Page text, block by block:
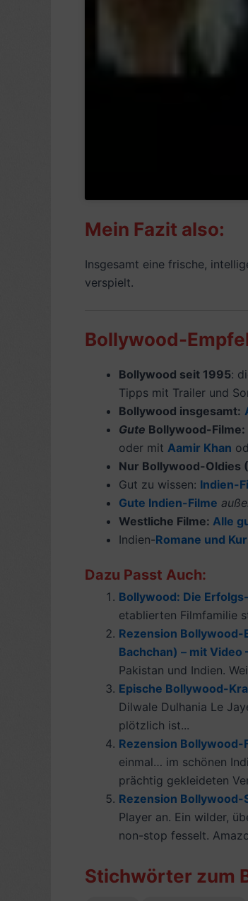
Mein Fazit also:
Insgesamt eine frische,
verspielt.
Bollywood-
Bollywood seit 1995:
Tipps mit Trailer und
Bollywood insgesamt:
Gute Bollywood-Filme:
oder mit Aamir Khan
Nur Bollywood-Oldies
Gut zu wissen: Indien-
Gute Indien-Filme
Westliche Filme: Alle
Indien-Romane und
Dazu Passt Auch:
Bollywood: Die
etablierten Filmfamilie
Rezension Bollywood-
Bachchan) – mit Video
Pakistan und Indien.
Epische Bollywood-
Dilwale Dulhania Le
plötzlich ist...
Rezension Bollywood-
einmal… im schönen
prächtig gekleideten
Rezension Bollywood-
Player an. Ein wilder,
non-stop fesselt.
Stichwörter zum